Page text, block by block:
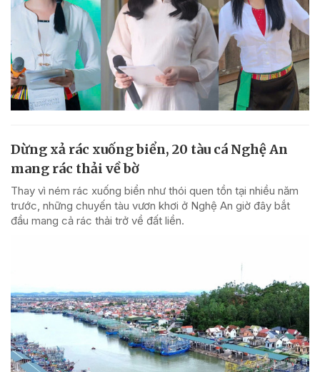
Dừng xả rác xuống biển, 20 tàu cá Nghệ An
mang rác thải về bờ
Thay vì ném rác xuống biển như thói quen tồn tại nhiều năm
trước, những chuyến tàu vươn khơi ở Nghệ An giờ đây bắt
đầu mang cả rác thải trở về đất liền.